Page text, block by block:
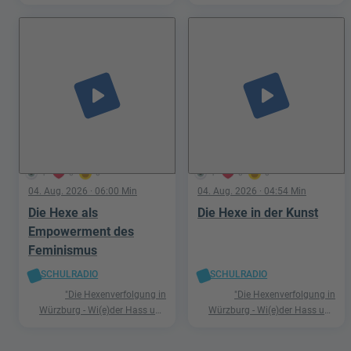
1 0 0
play_arrow
04. Aug. 2026 · 06:00 Min
Die Hexe als
Empowerment des
Feminismus
SCHULRADIO
"Die Hexenverfolgung in
Würzburg - Wi(e)der Hass und
1 0 0
play_arrow
04. Aug. 2026 · 04:54 Min
Die Hexe in der Kunst
SCHULRADIO
"Die Hexenverfolgung in
Würzburg - Wi(e)der Hass und